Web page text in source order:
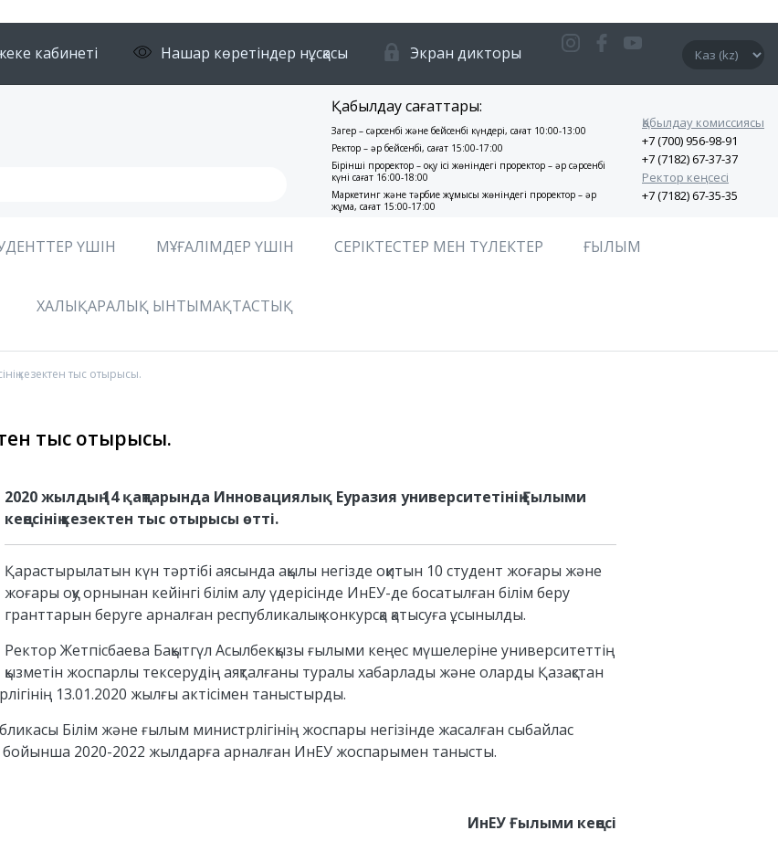
кабинеті Нашар көретіндер нұсқасы Экран дикторы
Қабылдау сағаттары:
Заңгер – сәрсенбі және бейсенбі күндері, сағат 10:00-13:00
Ректор – әр бейсенбі, сағат 15:00-17:00
Бірінші проректор – оқу ісі жөніндегі проректор – әр сәрсенбі
күні сағат 16:00-18:00
Маркетинг және тәрбие жұмысы жөніндегі проректор – әр
жұма, сағат 15:00-17:00
Қабылдау комиссиясы
+7 (700) 956-98-91
+7 (7182) 67-37-37
Ректор кеңсесі
+7 (7182) 67-35-35
ҮШІН МҰҒАЛІМДЕР ҮШІН СЕРІКТЕСТЕР МЕН ТҮЛЕКТЕР ҒЫЛЫМ
ХАЛЫҚАРАЛЫҚ ЫНТЫМАҚТАСТЫҚ
кезектен тыс отырысы.
тыс отырысы.
2020 жылдың 14 қаңтарында Инновациялық Еуразия университетінің Ғылыми
кеңесінің кезектен тыс отырысы өтті.
Қарастырылатын күн тәртібі аясында ақылы негізде оқитын 10 студент жоғары және
жоғары оқу орнынан кейінгі білім алу үдерісінде ИнЕУ-де босатылған білім беру
гранттарын беруге арналған республикалық конкурсқа қатысуға ұсынылды.
Ректор Жетпісбаева Бақытгүл Асылбекқызы ғылыми кеңес мүшелеріне университеттің
қызметін жоспарлы тексерудің аяқталғаны туралы хабарлады және оларды Қазақстан
13.01.2020 жылғы актісімен таныстырды.
Білім және ғылым министрлігінің жоспары негізінде жасалған сыбайлас
бойынша 2020-2022 жылдарға арналған ИнЕУ жоспарымен танысты.
ИнЕУ Ғылыми кеңесі